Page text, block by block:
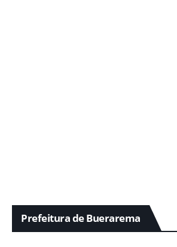
Prefeitura de Buerarema